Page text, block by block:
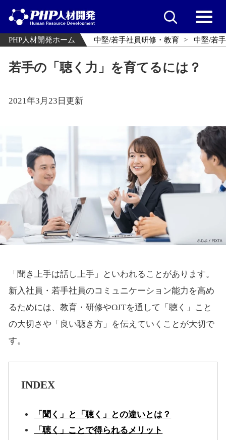
PHP人材開発ホーム 中堅/若手社員研修・教育 中堅/若
若手の「聴く力」を育てるには？
2021年3月23日更新
「聞き上手は話し上手」といわれることがあります。
新入社員・若手社員のコミュニケーション能力を高め
るためには、教育・研修やOJTを通して「聴く」こと
の大切さや「良い聴き方」を伝えていくことが大切で
す。
INDEX
「聞く」と「聴く」との違いとは？
「聴く」ことで得られるメリット